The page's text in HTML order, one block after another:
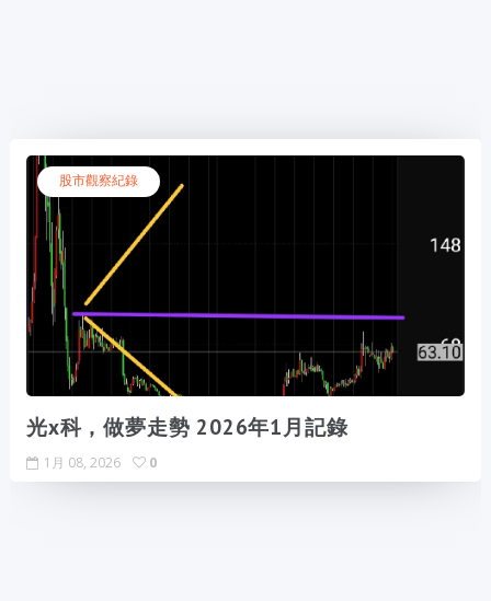
股市觀察紀錄
光x科，做夢走勢 2026年1月記錄
1月 08, 2026 0